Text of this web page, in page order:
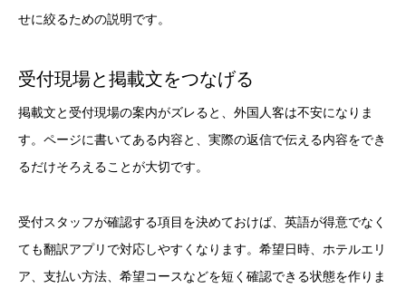
せに絞るための説明です。
受付現場と掲載文をつなげる
掲載文と受付現場の案内がズレると、外国人客は不安になりま
す。ページに書いてある内容と、実際の返信で伝える内容をでき
るだけそろえることが大切です。
受付スタッフが確認する項目を決めておけば、英語が得意でなく
ても翻訳アプリで対応しやすくなります。希望日時、ホテルエリ
ア、支払い方法、希望コースなどを短く確認できる状態を作りま